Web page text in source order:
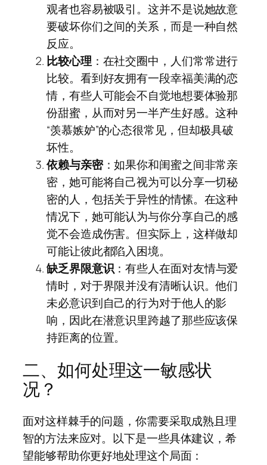
观者也容易被吸引。这并不是说她故意
要破坏你们之间的关系，而是一种自然
反应。
比较心理 ：在社交圈中，人们常常进行
比较。看到好友拥有一段幸福美满的恋
情，有些人可能会不自觉地想要体验那
份甜蜜，从而对另一半产生好感。这种
“羡慕嫉妒”的心态很常见，但却极具破
坏性。
依赖与亲密：如果你和闺蜜之间非常亲
密，她可能将自己视为可以分享一切秘
密的人，包括关于异性的情愫。在这种
情况下，她可能认为与你分享自己的感
觉不会造成伤害。但实际上，这样做却
可能让彼此都陷入困境。
缺乏界限意识：有些人在面对友情与爱
情时，对于界限并没有清晰认识。他们
未必意识到自己的行为对于他人的影
响，因此在潜意识里跨越了那些应该保
持距离的位置。
二、如何处理这一敏感状
况？
面对这样棘手的问题，你需要采取成熟且理
智的方法来应对。以下是一些具体建议，希
望能够帮助你更好地处理这个局面：